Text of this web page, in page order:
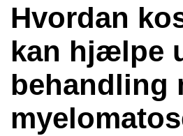
Hvordan
kan hjælpe
behandling